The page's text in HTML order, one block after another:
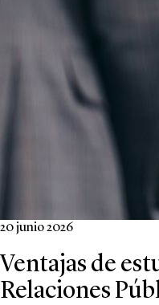
20 junio 2026
Ventajas de
Relaciones